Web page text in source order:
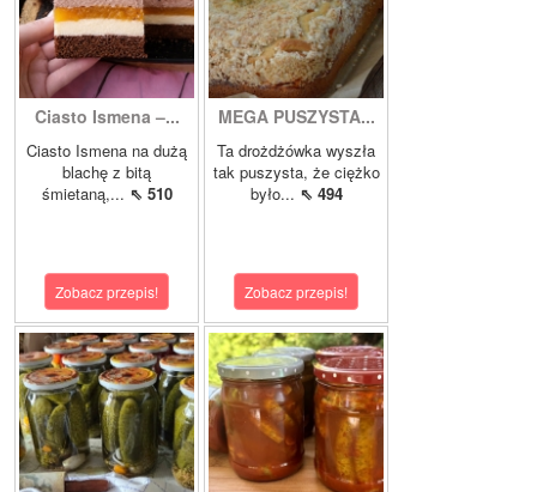
Ciasto Ismena –...
Ciasto Ismena na dużą
blachę z bitą
śmietaną,... ⇖ 510
Zobacz przepis!
MEGA PUSZYSTA...
Ta drożdżówka wyszła
tak puszysta, że ciężko
było... ⇖ 494
Zobacz przepis!